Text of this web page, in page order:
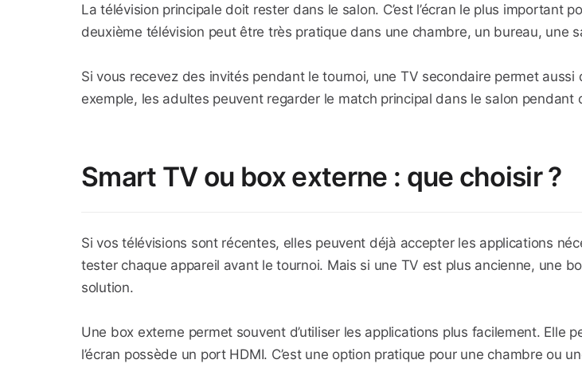
La télévision principale doit rester dans le salon. C’est l’écran le plus
deuxième télévision peut être très pratique dans une chambre, un bureau, une
Si vous recevez des invités pendant le tournoi, une TV secondaire permet
exemple, les adultes peuvent regarder le match principal dans le salon
Smart TV ou box externe : que choisir ?
Si vos télévisions sont récentes, elles peuvent déjà accepter les applications
tester chaque appareil avant le tournoi. Mais si une TV est plus ancienne, une
solution.
Une box externe permet souvent d’utiliser les applications plus facilement. Elle
l’écran possède un port HDMI. C’est une option pratique pour une chambre ou